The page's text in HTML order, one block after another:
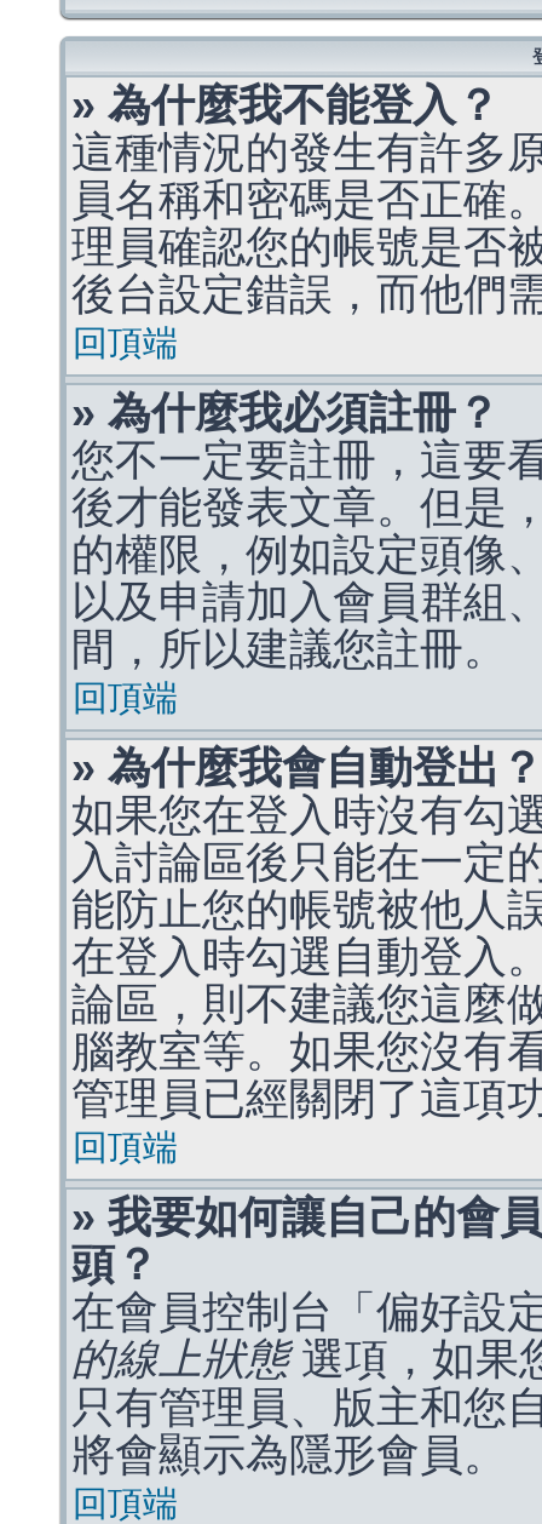
» 為什麼我不能登入？
這種情況的發生有許多
員名稱和密碼是否正確
理員確認您的帳號是否
後台設定錯誤，而他們
回頂端
» 為什麼我必須註冊？
您不一定要註冊，這要
後才能發表文章。但是
的權限，例如設定頭像
以及申請加入會員群組
間，所以建議您註冊。
回頂端
» 為什麼我會自動登出？
如果您在登入時沒有勾
入討論區後只能在一定
能防止您的帳號被他人
在登入時勾選自動登入
論區，則不建議您這麼
腦教室等。如果您沒有
管理員已經關閉了這項
回頂端
» 我要如何讓自己的會
頭？
在會員控制台「偏好設
的線上狀態選項，如果
只有管理員、版主和您
將會顯示為隱形會員。
回頂端